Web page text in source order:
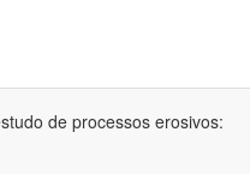
de processos erosivos: